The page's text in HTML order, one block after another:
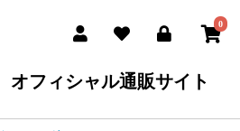
0
フィシャル通販サイト